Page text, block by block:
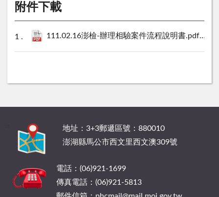
附件下載
111.02.16澎檢-辦理相驗案件流程說明書.pdf 375
地址：3+3郵遞區號：880010
澎湖縣馬公市西文里西文澳309號
電話：(06)921-1699
傳真電話：(06)921-5813